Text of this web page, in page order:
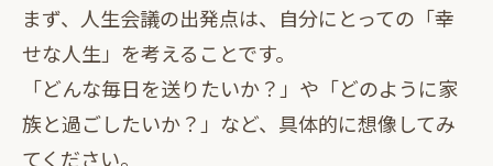
まず、人生会議の出発点は、自分にとっての「幸
せな人生」を考えることです。
「どんな毎日を送りたいか？」や「どのように家
族と過ごしたいか？」など、具体的に想像してみ
てください。